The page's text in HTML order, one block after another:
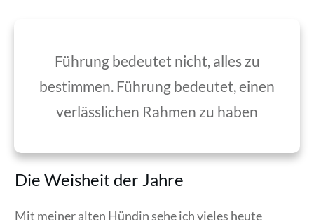
Führung bedeutet nicht, alles zu
bestimmen. Führung bedeutet, einen
verlässlichen Rahmen zu haben
Die Weisheit der Jahre
Mit meiner alten Hündin sehe ich vieles heute